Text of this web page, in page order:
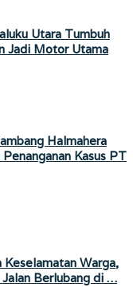
Utara Tumbuh
Jadi Motor Utama
Halmahera
Kasus PT
Keselamatan Warga,
Berlubang di …